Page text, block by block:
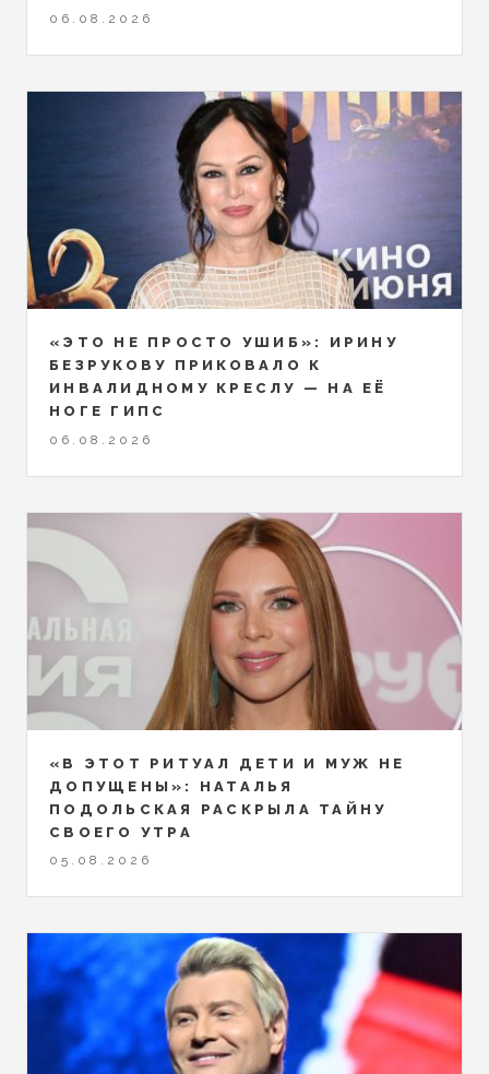
06.08.2026
«ЭТО НЕ ПРОСТО УШИБ»: ИРИНУ
БЕЗРУКОВУ ПРИКОВАЛО К
ИНВАЛИДНОМУ КРЕСЛУ — НА ЕЁ
НОГЕ ГИПС
06.08.2026
«В ЭТОТ РИТУАЛ ДЕТИ И МУЖ НЕ
ДОПУЩЕНЫ»: НАТАЛЬЯ
ПОДОЛЬСКАЯ РАСКРЫЛА ТАЙНУ
СВОЕГО УТРА
05.08.2026